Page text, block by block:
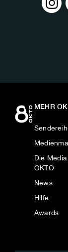
MEHR
Die
OKTO
News
Hilfe
Awards